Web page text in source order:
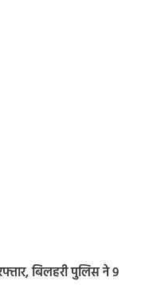
बिलहरी पुलिस ने 9